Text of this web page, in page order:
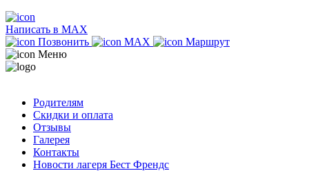
Написать в MAX
Позвонить
MAX
Маршрут
Меню
Родителям
Скидки и оплата
Отзывы
Галерея
Контакты
Новости лагеря Бест Френдс